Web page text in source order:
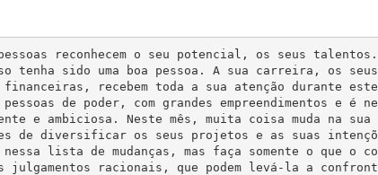
reconhecem o seu potencial, os seus talentos.
tenha sido uma boa pessoa. A sua carreira, os seus
recebem toda a sua atenção durante este
de poder, com grandes empreendimentos e é ne
e ambiciosa. Neste mês, muita coisa muda na sua
de diversificar os seus projetos e as suas intençõ
nessa lista de mudanças, mas faça somente o que o co
julgamentos racionais, que podem levá-la a confront